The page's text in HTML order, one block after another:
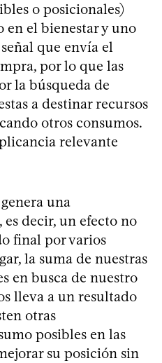
o posicionales)
el bienestar y uno
que envía el
por lo que las
la búsqueda de
a destinar recursos
otros consumos.
relevante
una
decir, un efecto no
final por varios
la suma de nuestras
en busca de nuestro
lleva a un resultado
otras
posibles en las
su posición sin